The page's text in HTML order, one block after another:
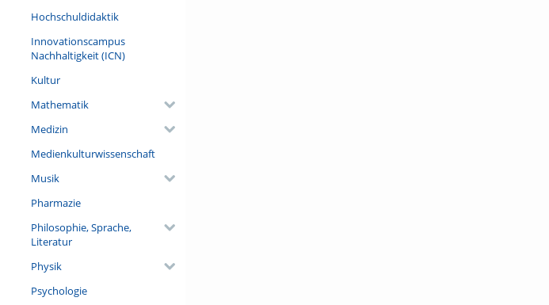
Hochschuldidaktik
Innovationscampus
Nachhaltigkeit (ICN)
Kultur
Mathematik
Medizin
Medienkulturwissenschaft
Musik
Pharmazie
Philosophie, Sprache,
Literatur
Physik
Psychologie